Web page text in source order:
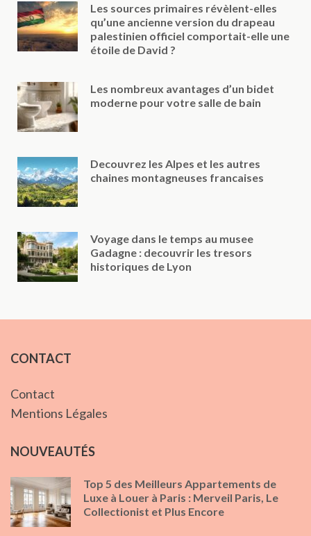
Les sources primaires révèlent-elles
qu’une ancienne version du drapeau
palestinien officiel comportait-elle une
étoile de David ?
Les nombreux avantages d’un bidet
moderne pour votre salle de bain
Decouvrez les Alpes et les autres
chaines montagneuses francaises
Voyage dans le temps au musee
Gadagne : decouvrir les tresors
historiques de Lyon
CONTACT
Contact
Mentions Légales
NOUVEAUTÉS
Top 5 des Meilleurs Appartements de
Luxe à Louer à Paris : Merveil Paris, Le
Collectionist et Plus Encore